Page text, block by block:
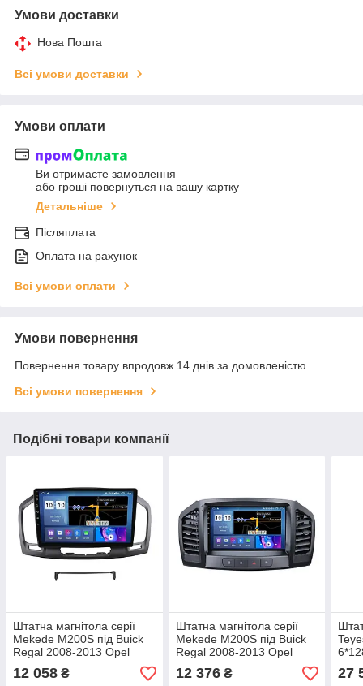
Умови доставки
Нова Пошта
Всі умови доставки
Умови оплати
Ви отримаєте замовлення
або гроші повернуться на вашу картку
Детальніше
Післяплата
Оплата на рахунок
Всі умови оплати
Умови повернення
Повернення товару впродовж 14 днів за домовленістю
Всі умови повернення
Подібні товари компанії
Штатна магнітола серії
Mekede M200S під Buick
Regal 2008-2013 Opel
Insignia 2008-2013 (F1)
(W2) 9 дюймів
12 058 ₴
Штатна магнітола серії
Mekede M200S під Buick
Regal 2008-2013 Opel
Insignia 2008-2013 (F2) 9
дюймів
12 376₴
1
(F1)
27